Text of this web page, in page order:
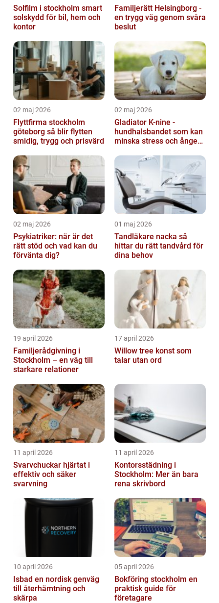
Solfilm i stockholm smart
solskydd för bil, hem och
kontor
Familjerätt Helsingborg -
en trygg väg genom svåra
beslut
02 maj 2026
Flyttfirma stockholm
göteborg så blir flytten
smidig, trygg och prisvärd
02 maj 2026
Gladiator K-nine -
hundhalsbandet som kan
minska stress och ångest
02 maj 2026
Psykiatriker: när är det
rätt stöd och vad kan du
förvänta dig?
01 maj 2026
Tandläkare nacka så
hittar du rätt tandvård för
dina behov
19 april 2026
Familjerådgivning i
Stockholm – en väg till
starkare relationer
17 april 2026
Willow tree konst som
talar utan ord
11 april 2026
Svarvchuckar hjärtat i
effektiv och säker
svarvning
11 april 2026
Kontorsstädning i
Stockholm: Mer än bara
rena skrivbord
10 april 2026
Isbad en nordisk genväg
till återhämtning och
skärpa
05 april 2026
Bokföring stockholm en
praktisk guide för
företagare